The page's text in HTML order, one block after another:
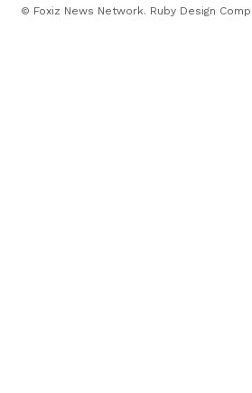
© Foxiz News Network. Ruby Design